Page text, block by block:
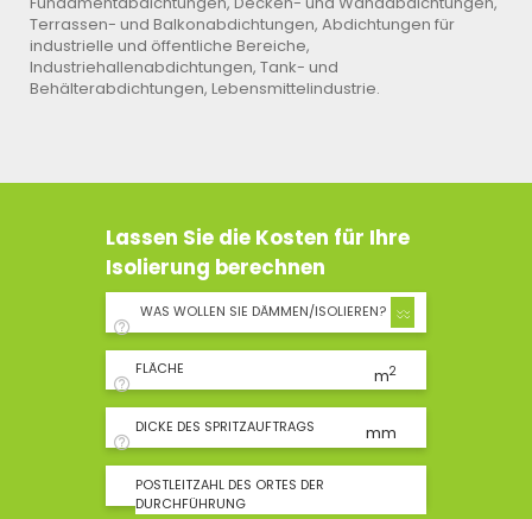
Terrassen- und Balkonabdichtungen, Abdichtungen für
industrielle und öffentliche Bereiche,
Industriehallenabdichtungen, Tank- und
Behälterabdichtungen, Lebensmittelindustrie.
Lassen Sie die Kosten für Ihre
Isolierung berechnen
WAS WOLLEN SIE DÄMMEN/ISOLIEREN?
FLÄCHE m2
DICKE DES SPRITZAUFTRAGS mm
POSTLEITZAHL DES ORTES DER
DURCHFÜHRUNG